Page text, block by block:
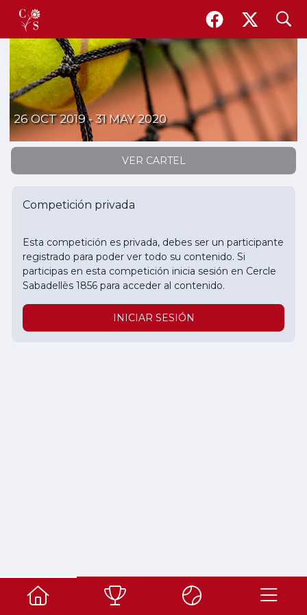
search
26 OCT 2019 - 31 MAY 2020
VER CARTEL
Competición privada
Esta competición es privada, debes ser un participante
registrado para poder ver todo su contenido. Si
participas en esta competición inicia sesión en Cercle
Sabadellès 1856 para acceder al contenido.
INICIAR SESIÓN